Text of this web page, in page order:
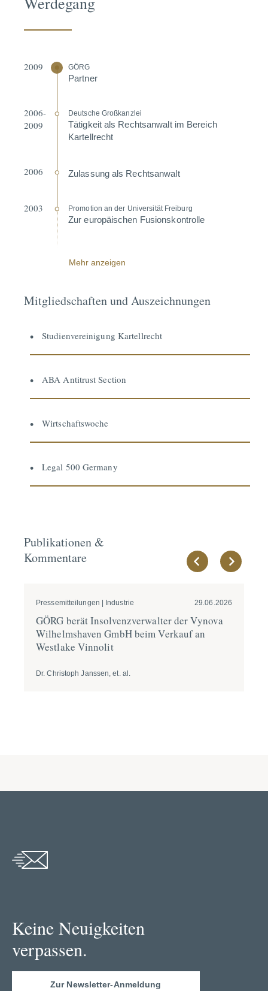
2009 GÖRG
Partner
2006-
2009
Deutsche Großkanzlei
Tätigkeit als Rechts­anwalt im Bereich
Kartell­recht
2006 Zulassung als Rechts­anwalt
2003 Promotion an der Univer­sität Freiburg
Zur europäi­schen Fusions­kon­trolle
Mehr anzeigen
Mitgliedschaften und Auszeichnungen
Studienvereinigung Kartellrecht
ABA Antitrust Section
Wirtschaftswoche
Legal 500 Germany
Publikationen &
Kommentare
Pressemitteilungen | Industrie 29.06.2026
GÖRG berät Insol­venz­ver­walter der Vynova
Wilhelms­haven GmbH beim Verkauf an
Westlake Vinnolit
Dr. Christoph Janssen, et. al.
Keine Neuigkeiten
verpassen.
Zur Newsletter-Anmeldung